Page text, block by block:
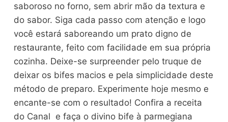
saboroso no forno, sem abrir mão da textura e
do sabor. Siga cada passo com atenção e logo
você estará saboreando um prato digno de
restaurante, feito com facilidade em sua própria
cozinha. Deixe-se surpreender pelo truque de
deixar os bifes macios e pela simplicidade deste
método de preparo. Experimente hoje mesmo e
encante-se com o resultado! Confira a receita
do Canal e faça o divino bife à parmegiana